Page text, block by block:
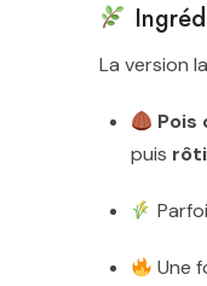
La version
Pois
puis
Une